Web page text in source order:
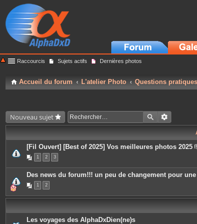
Raccourcis Sujets actifs Dernières photos
Accueil du forum L'atelier Photo Questions
Nouveau sujet
[Fil Ouvert] [Best of 2025] Vos meilleures photos 2025
1 2 3
Des news du forum!!! un peu de changement pour
1 2
Les voyages des AlphaDxDien(ne)s